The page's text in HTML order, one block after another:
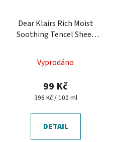
Dear Klairs Rich Moist
Soothing Tencel Sheet
pleťová maska
Vyprodáno
99 Kč
Měrná
396 Kč / 100 ml
DETAIL